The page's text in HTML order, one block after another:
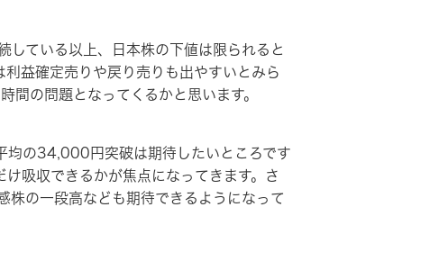
ている以上、日本株の下値は限られると
益確定売りや戻り売りも出やすいとみら
の問題となってくるかと思います。
均の34,000円突破は期待したいところです
吸収できるかが焦点になってきます。さ
株の一段高なども期待できるようになって